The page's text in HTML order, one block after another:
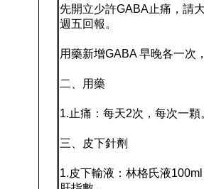
先開立少許GABA止痛，請
週五回報。
用藥新增GABA 早晚各一次
二、用藥
1.止痛：每天2次，每次一
三、皮下針劑
1.皮下輸液：林格氏液